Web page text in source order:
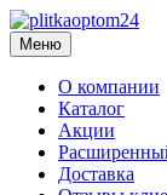
Меню
О компании
Каталог
Акции
Доставка